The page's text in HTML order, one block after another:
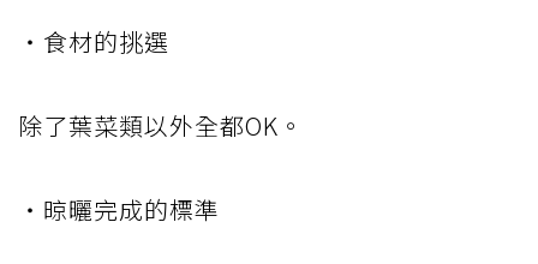
・食材的挑選
除了葉菜類以外全都OK。
・晾曬完成的標準